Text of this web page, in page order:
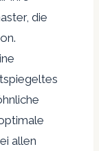
die
allen